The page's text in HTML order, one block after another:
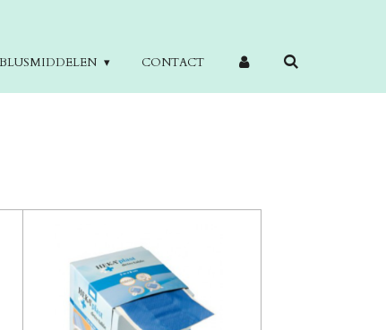
CONTACT